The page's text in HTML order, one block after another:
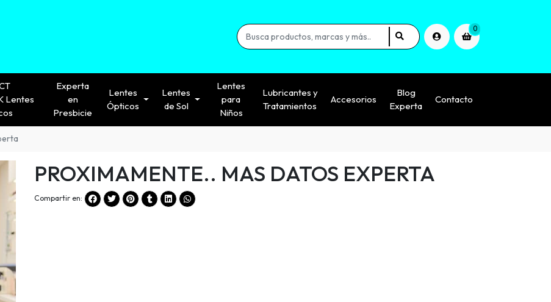
0
Lentes
Experta
en
Presbicie
Lentes
Ópticos
Lentes
de Sol
Lentes
para
Niños
Lubricantes y
Tratamientos
Accesorios
Blog
Experta
Contacto
PROXIMAMENTE.. MAS DATOS EXPERTA
Compartir en: